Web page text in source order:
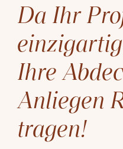
Da Ihr
Ihre
Anliegen
tragen!